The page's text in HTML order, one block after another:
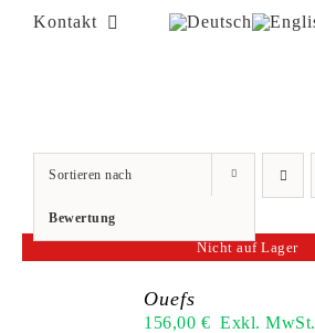
Kontakt
Sortieren nach
Bewertung
Nicht auf Lager
Ouefs
156,00 € Exkl. MwSt.